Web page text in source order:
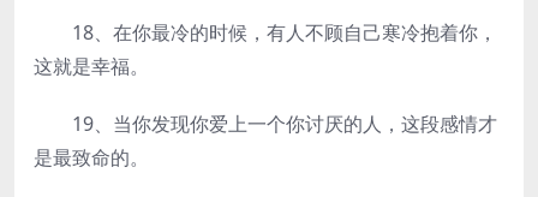
18、在你最冷的时候，有人不顾自己寒冷抱着你，
这就是幸福。
19、当你发现你爱上一个你讨厌的人，这段感情才
是最致命的。